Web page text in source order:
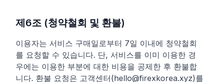
제6조 (청약철회 및 환불)
이용자는 서비스 구매일로부터 7일 이내에 청약철회
를 요청할 수 있습니다. 단, 서비스를 이미 이용한 경
우에는 이용한 부분에 대한 비용을 공제한 후 환불합
니다. 환불 요청은 고객센터(hello@firexkorea.xyz)를